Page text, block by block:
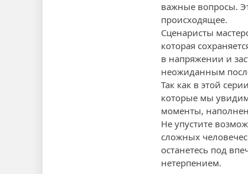
важные вопросы.
происходящее.
Сценаристы
которая
в напряжении и
неожиданным
Так как в этой
которые мы
моменты,
Не упустите
сложных
останетесь под
нетерпением.